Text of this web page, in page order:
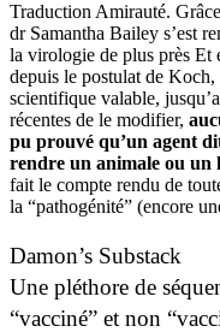
Traduction Amirauté.
dr Samantha Bailey s’est
la virologie de plus près Et
depuis le postulat de Koch,
scientifique valable,
récentes de le modifier,
pu prouvé qu’un agent
rendre un animale ou un
fait le compte rendu de
la “pathogénité” (encore
Damon’s Substack
Une pléthore de
“vacciné” et non